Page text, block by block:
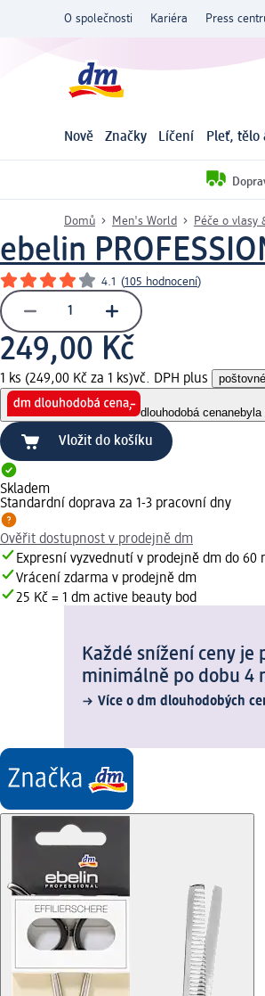
O společnosti Kariéra Press
Nově Značky Líčení Pleť, tělo
Domů Men's World Péče o vlasy
ebelin
4.1 (105 hodnocení)
249,00 Kč
1 ks (249,00 Kč za 1 ks)vč. DPH plus poštovné
dlouhodobá cenanebyla
Vložit do košíku
Skladem
Standardní doprava za 1-3 pracovní dny
Ověřit dostupnost v prodejně dm
Expresní vyzvednutí v prodejně dm do 60
Vrácení zdarma v prodejně dm
25 Kč = 1 dm active beauty bod
Každé snížení ceny je
minimálně po dobu 4
Více o dm dlouhodobých